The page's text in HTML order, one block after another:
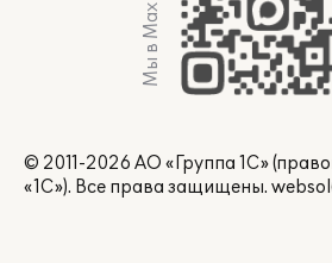
Мы в Max
© 2011-2026 АО «Группа 1С»
«1С»). Все права защищены.